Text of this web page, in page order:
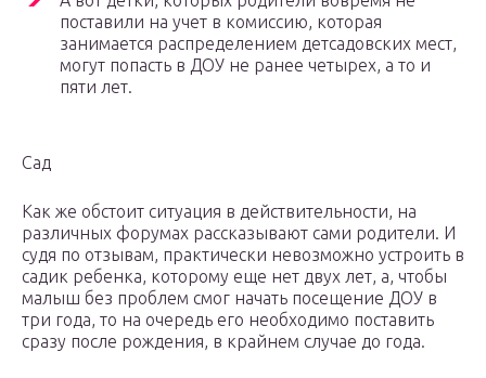
поставили на учет в комиссию, которая
занимается распределением детсадовских мест,
могут попасть в ДОУ не ранее четырех, а то и
пяти лет.
Сад
Как же обстоит ситуация в действительности, на
различных форумах рассказывают сами родители. И
судя по отзывам, практически невозможно устроить в
садик ребенка, которому еще нет двух лет, а, чтобы
малыш без проблем смог начать посещение ДОУ в
три года, то на очередь его необходимо поставить
сразу после рождения, в крайнем случае до года.